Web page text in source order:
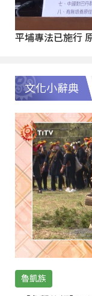
平埔專法已施行
文化小辭典
魯凱族